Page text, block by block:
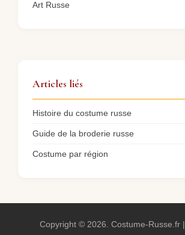
Art Russe
Articles liés
Histoire du costume russe
Guide de la broderie russe
Costume par région
Copyright © 2026. Costume-Russe.fr |